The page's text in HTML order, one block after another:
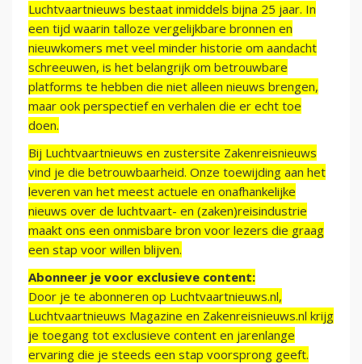
Luchtvaartnieuws bestaat inmiddels bijna 25 jaar. In
een tijd waarin talloze vergelijkbare bronnen en
nieuwkomers met veel minder historie om aandacht
schreeuwen, is het belangrijk om betrouwbare
platforms te hebben die niet alleen nieuws brengen,
maar ook perspectief en verhalen die er echt toe
doen.
Bij Luchtvaartnieuws en zustersite Zakenreisnieuws
vind je die betrouwbaarheid. Onze toewijding aan het
leveren van het meest actuele en onafhankelijke
nieuws over de luchtvaart- en (zaken)reisindustrie
maakt ons een onmisbare bron voor lezers die graag
een stap voor willen blijven.
Abonneer je voor exclusieve content:
Door je te abonneren op Luchtvaartnieuws.nl,
Luchtvaartnieuws Magazine en Zakenreisnieuws.nl krijg
je toegang tot exclusieve content en jarenlange
ervaring die je steeds een stap voorsprong geeft.